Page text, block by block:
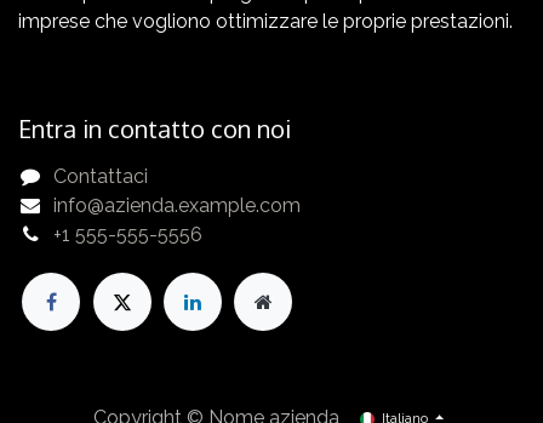
imprese che vogliono ottimizzare le proprie prestazioni.
Entra in contatto con noi
Contattaci
info@azienda.example.com
+1 555-555-5556
Copyright © Nome azienda Italiano